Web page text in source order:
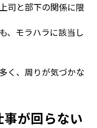
司と部下の関係に限
、モラハラに該当し
く、周りが気づかな
が回らない